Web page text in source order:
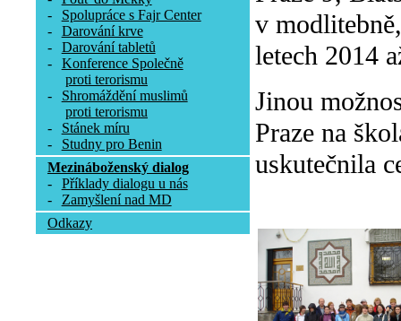
-
Spolupráce s Fajr Center
-
Darování krve
-
Darování tabletů
-
Konference Společně
proti terorismu
-
Shromáždění muslimů
proti terorismu
-
Stánek míru
-
Studny pro Benin
Mezináboženský dialog
-
Příklady dialogu u nás
-
Zamyšlení nad MD
Odkazy
v
letech 2014
Jinou
Praze na
uskutečnila